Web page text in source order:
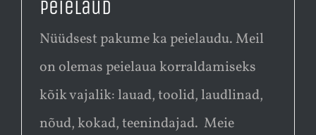
Peielaud
Nüüdsest pakume ka peielaudu. Meil
on olemas peielaua korraldamiseks
kõik vajalik: lauad, toolid, laudlinad,
nõud, kokad, teenindajad. Meie